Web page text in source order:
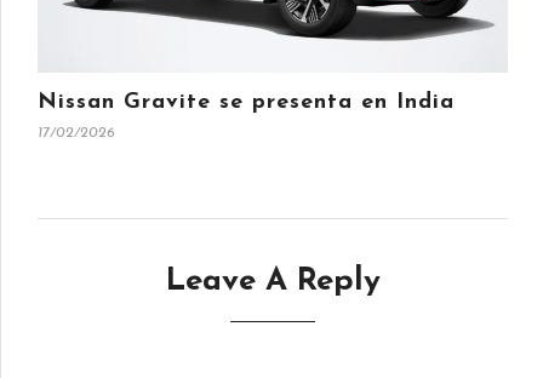
Nissan Gravite se presenta en India
17/02/2026
Leave A Reply